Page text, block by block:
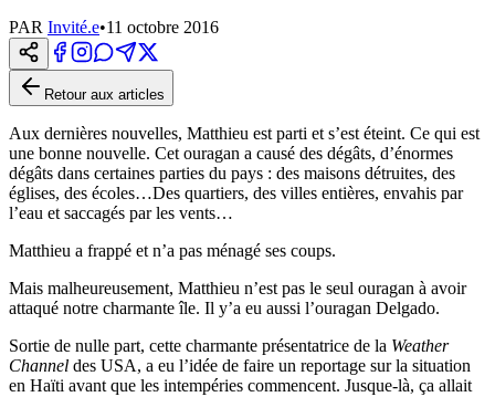
PAR Invité.e•11 octobre 2016
Retour aux articles
Aux dernières nouvelles, Matthieu est parti et s’est éteint. Ce qui est
une bonne nouvelle. Cet ouragan a causé des dégâts, d’énormes
dégâts dans certaines parties du pays : des maisons détruites, des
églises, des écoles…Des quartiers, des villes entières, envahis par
l’eau et saccagés par les vents…
Matthieu a frappé et n’a pas ménagé ses coups.
Mais malheureusement, Matthieu n’est pas le seul ouragan à avoir
attaqué notre charmante île. Il y’a eu aussi l’ouragan Delgado.
Sortie de nulle part, cette charmante présentatrice de la Weather
Channel des USA, a eu l’idée de faire un reportage sur la situation
en Haïti avant que les intempéries commencent. Jusque-là, ça allait